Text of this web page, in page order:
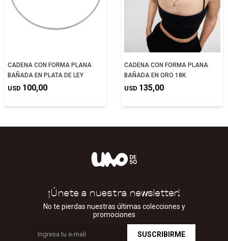
CADENA CON FORMA PLANA
BAÑADA EN PLATA DE LEY
USD 100,00
CADENA CON FORMA PLANA
BAÑADA EN ORO 18K
USD 135,00
¡Únete a nuestra newsletter!
No te pierdas nuestras últimas colecciones y
promociones
SUSCRIBIRME